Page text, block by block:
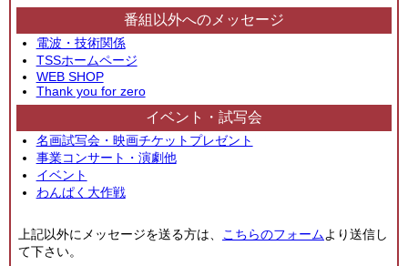
番組以外へのメッセージ
電波・技術関係
TSSホームページ
WEB SHOP
Thank you for zero
イベント・試写会
名画試写会・映画チケットプレゼント
事業コンサート・演劇他
イベント
わんぱく大作戦
上記以外にメッセージを送る方は、 こちらのフォームより送信し
て下さい。